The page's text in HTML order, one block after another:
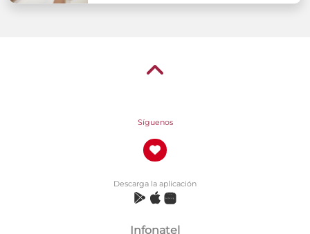
Síguenos
Descarga la aplicación
Infonatel